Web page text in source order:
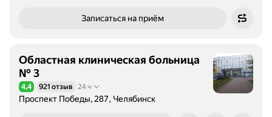
с
к
т
Записаться на приём
Областная клиническая больница
№ 3
Рейтинг 4,4 из 5
4,4 921 отзыв 24 ч
Проспект Победы, 287, Челябинск